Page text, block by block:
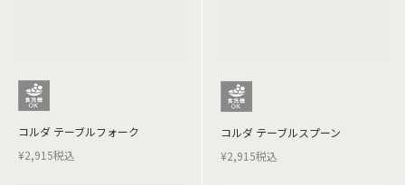
コルダ テーブルフォーク
¥2,915税込
コルダ テーブルスプーン
¥2,915税込